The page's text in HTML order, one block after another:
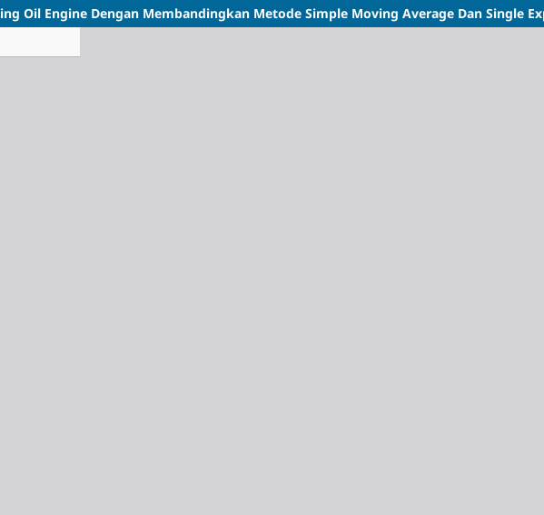
Oil Engine Dengan Membandingkan Metode Simple Moving Average Dan Single